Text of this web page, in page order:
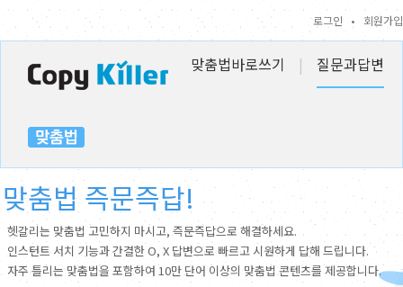
로그인 • 회원가입
맞춤법바로쓰기 | 질문과답변
맞춤법 즉문즉답!
헷갈리는 맞춤법 고민하지 마시고, 즉문즉답으로 해결하세요.
인스턴트 서치 기능과 간결한 O, X 답변으로 빠르고 시원하게 답해 드립니다.
자주 틀리는 맞춤법을 포함하여 10만 단어 이상의 맞춤법 콘텐츠를 제공합니다.